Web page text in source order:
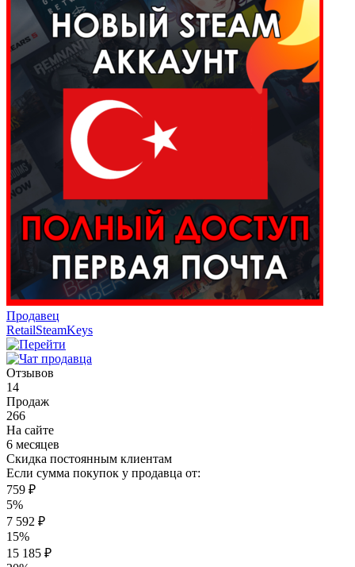
Продавец
RetailSteamKeys
Отзывов
14
Продаж
266
На сайте
6 месяцев
Скидка постоянным клиентам
Если сумма покупок у продавца от:
759 ₽
5%
7 592 ₽
15%
15 185 ₽